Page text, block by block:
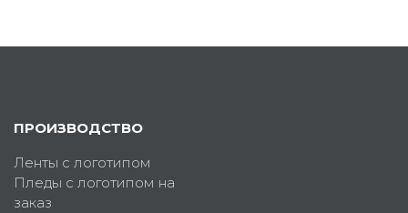
ПРОИЗВОДСТВО
Ленты с логотипом
Пледы с логотипом на
заказ